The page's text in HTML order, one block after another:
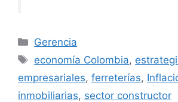
Categorías
Gerencia
Etiquetas
economía Colombia,
empresariales, ferreterías,
inmobiliarias, sector constructor